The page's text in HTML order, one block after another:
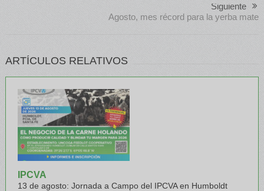
Siguiente
Agosto, mes récord para la yerba mate
ARTÍCULOS RELATIVOS
IPCVA
13 de agosto: Jornada a Campo del IPCVA en Humboldt